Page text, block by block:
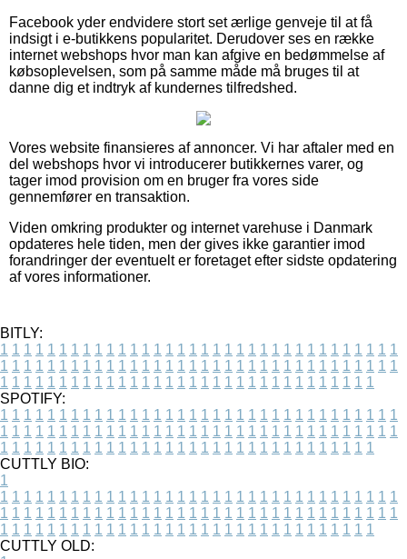
Facebook yder endvidere stort set ærlige genveje til at få
indsigt i e-butikkens popularitet. Derudover ses en række
internet webshops hvor man kan afgive en bedømmelse af
købsoplevelsen, som på samme måde må bruges til at
danne dig et indtryk af kundernes tilfredshed.
Vores website finansieres af annoncer. Vi har aftaler med en
del webshops hvor vi introducerer butikkernes varer, og
tager imod provision om en bruger fra vores side
gennemfører en transaktion.
Viden omkring produkter og internet varehuse i Danmark
opdateres hele tiden, men der gives ikke garantier imod
forandringer der eventuelt er foretaget efter sidste opdatering
af vores informationer.
BITLY:
1 1 1 1 1 1 1 1 1 1 1 1 1 1 1 1 1 1 1 1 1 1 1 1 1 1 1 1 1 1 1 1 1 1
1 1 1 1 1 1 1 1 1 1 1 1 1 1 1 1 1 1 1 1 1 1 1 1 1 1 1 1 1 1 1 1 1 1
1 1 1 1 1 1 1 1 1 1 1 1 1 1 1 1 1 1 1 1 1 1 1 1 1 1 1 1 1 1 1 1
SPOTIFY:
1 1 1 1 1 1 1 1 1 1 1 1 1 1 1 1 1 1 1 1 1 1 1 1 1 1 1 1 1 1 1 1 1 1
1 1 1 1 1 1 1 1 1 1 1 1 1 1 1 1 1 1 1 1 1 1 1 1 1 1 1 1 1 1 1 1 1 1
1 1 1 1 1 1 1 1 1 1 1 1 1 1 1 1 1 1 1 1 1 1 1 1 1 1 1 1 1 1 1 1
CUTTLY BIO:
1
1 1 1 1 1 1 1 1 1 1 1 1 1 1 1 1 1 1 1 1 1 1 1 1 1 1 1 1 1 1 1 1 1 1
1 1 1 1 1 1 1 1 1 1 1 1 1 1 1 1 1 1 1 1 1 1 1 1 1 1 1 1 1 1 1 1 1 1
1 1 1 1 1 1 1 1 1 1 1 1 1 1 1 1 1 1 1 1 1 1 1 1 1 1 1 1 1 1 1 1
CUTTLY OLD: